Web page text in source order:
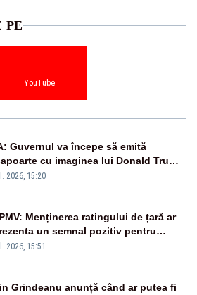
PE
YouTube
Guvernul va începe să emită
cu imaginea lui Donald Trump
cu 8 august
2026, 15:20
Menținerea ratingului de țară ar
un semnal pozitiv pentru
Autoritățile trebuie să continue
2026, 15:51
Grindeanu anunță când ar putea fi